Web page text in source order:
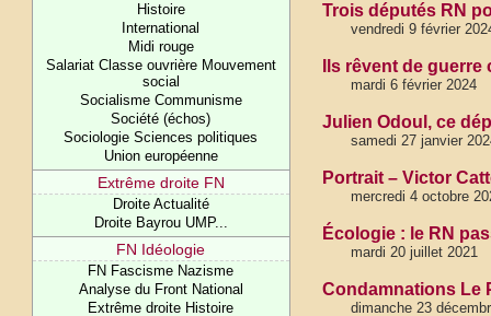
Histoire
International
Midi rouge
Salariat Classe ouvrière Mouvement
social
Socialisme Communisme
Société (échos)
Sociologie Sciences politiques
Union européenne
Extrême droite FN
Droite Actualité
Droite Bayrou UMP...
FN Idéologie
FN Fascisme Nazisme
Analyse du Front National
Extrême droite Histoire
Trois députés RN
vendredi 9 février
Ils rêvent de
mardi 6 février 2024
Julien Odoul, ce
samedi 27 janvier
Portrait – Victor
mercredi 4 octobre
Écologie : le RN
mardi 20 juillet 2021
Condamnations Le
dimanche 23